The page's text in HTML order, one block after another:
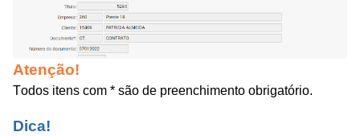
Atenção!
Todos itens com * são de preenchimento obrigatório.
Dica!